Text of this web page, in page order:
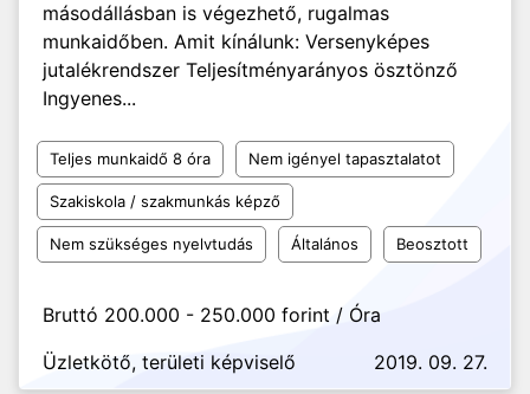
másodállásban is végezhető, rugalmas
munkaidőben. Amit kínálunk: Versenyképes
jutalékrendszer Teljesítményarányos ösztönző
Ingyenes...
Teljes munkaidő 8 óra Nem igényel tapasztalatot
Szakiskola / szakmunkás képző
Nem szükséges nyelvtudás Általános Beosztott
Bruttó 200.000 - 250.000 forint / Óra
Üzletkötő, területi képviselő
2019. 09. 27.